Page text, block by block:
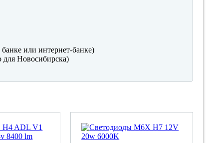
или интернет-банке)
для Новосибирска)